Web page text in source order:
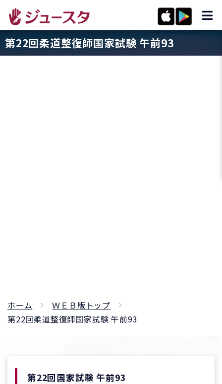
第22回柔道整復師国家試験 午前93
ホーム
ＷＥＢ版トップ
第22回柔道整復師国家試験 午前93
第22回国家試験 午前93